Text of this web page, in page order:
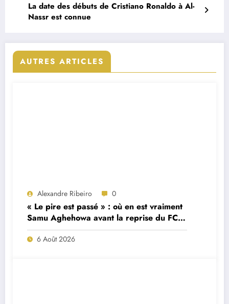
La date des débuts de Cristiano Ronaldo à Al-
Nassr est connue
AUTRES ARTICLES
Alexandre Ribeiro 0
« Le pire est passé » : où en est vraiment
Samu Aghehowa avant la reprise du FC
Porto ?
6 Août 2026